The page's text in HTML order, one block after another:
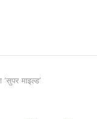
माइल्ड’